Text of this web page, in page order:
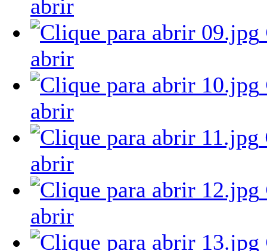
abrir
abrir
abrir
abrir
abrir